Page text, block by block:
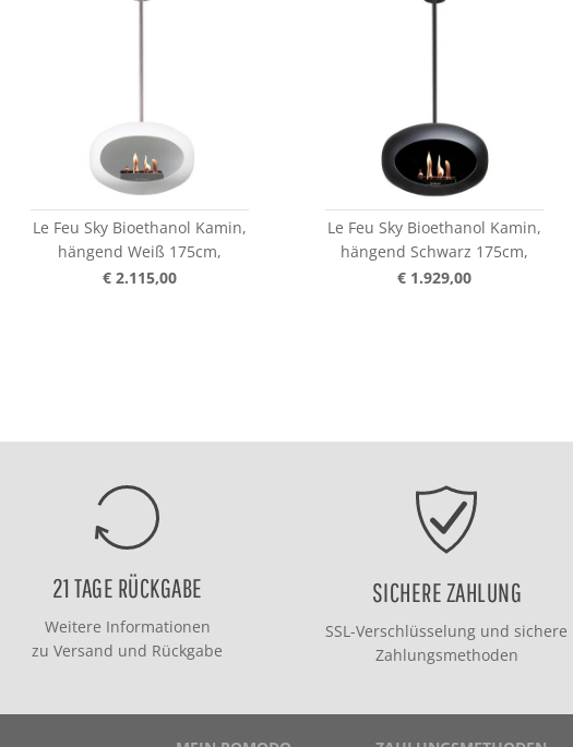
Le Feu Sky Bioethanol Kamin,
hängend Weiß 175cm,
€ 2.115,00
Le Feu Sky Bioethanol Kamin,
hängend Schwarz 175cm,
€ 1.929,00
21 TAGE RÜCKGABE
Weitere Informationen
zuVersand und Rückgabe
SICHERE ZAHLUNG
SSL-Verschlüsselung und sichere
Zahlungsmethoden